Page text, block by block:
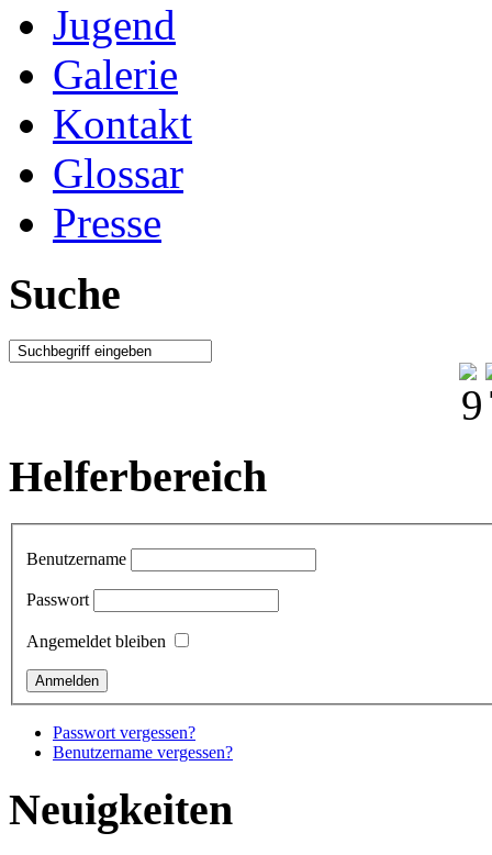
Jugend
Galerie
Kontakt
Glossar
Presse
Suche
Helferbereich
Benutzername
Passwort
Angemeldet bleiben
Passwort vergessen?
Benutzername vergessen?
Neuigkeiten